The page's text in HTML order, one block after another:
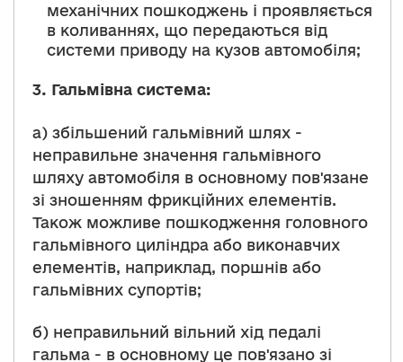
механічних пошкоджень і проявляється
в коливаннях, що передаються від
системи приводу на кузов автомобіля;
3. Гальмівна система:
а) збільшений гальмівний шлях -
неправильне значення гальмівного
шляху автомобіля в основному пов'язане
зі зношенням фрикційних елементів.
Також можливе пошкодження головного
гальмівного циліндра або виконавчих
елементів, наприклад, поршнів або
гальмівних супортів;
б) неправильний вільний хід педалі
гальма - в основному це пов'язано зі